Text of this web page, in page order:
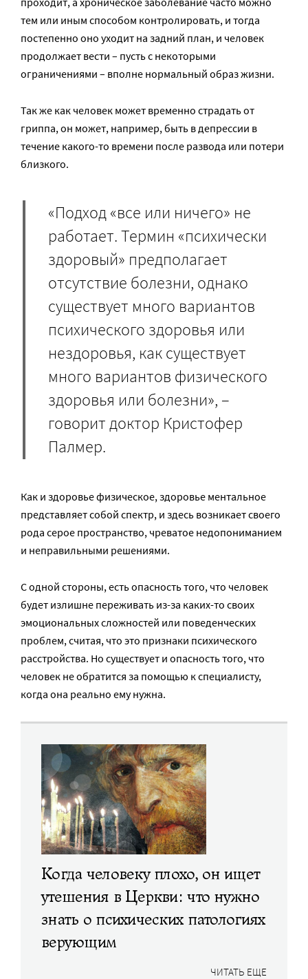
тем или иным способом контролировать, и тогда
постепенно оно уходит на задний план, и человек
продолжает вести – пусть с некоторыми
ограничениями – вполне нормальный образ жизни.
Так же как человек может временно страдать от
гриппа, он может, например, быть в депрессии в
течение какого-то времени после развода или потери
близкого.
«Подход «все или ничего» не
работает. Термин «психически
здоровый» предполагает
отсутствие болезни, однако
существует много вариантов
психического здоровья или
нездоровья, как существует
много вариантов физического
здоровья или болезни», –
говорит доктор Кристофер
Палмер.
Как и здоровье физическое, здоровье ментальное
представляет собой спектр, и здесь возникает своего
рода серое пространство, чреватое недопониманием
и неправильными решениями.
С одной стороны, есть опасность того, что человек
будет излишне переживать из-за каких-то своих
эмоциональных сложностей или поведенческих
проблем, считая, что это признаки психического
расстройства. Но существует и опасность того, что
человек не обратится за помощью к специалисту,
когда она реально ему нужна.
Когда человеку плохо, он ищет
утешения в Церкви: что нужно
знать о психических патологиях
верующим
ЧИТАТЬ ЕЩЕ